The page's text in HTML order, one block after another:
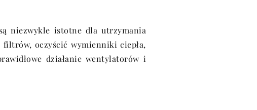
niezwykle istotne dla utrzymania
oczyścić wymienniki ciepła,
działanie wentylatorów i